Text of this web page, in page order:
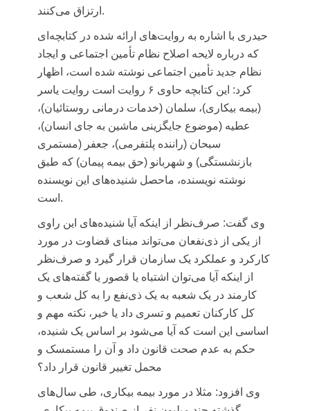
ارتزاق می‌کنند.
حیدری با اشاره به روایت‌های ارائه شده در کتابچه‌ای
که درباره لایحه اصلاح نظام تأمین اجتماعی و ایجاد
نظام جدید تأمین اجتماعی نوشته شده است، اظهار
کرد: این کتابچه حاوی ۶ روایت است روایت یاسر
(بیمه بیکاری)، سلمان (خدمات درمانی روستائیان)،
عطیه (موضوع جایگزینی ماشین به جای انسان)،
سبحان (راننده پلتفرمی)، جعفر (مستمری
بازنشستگی) و شهربانو (حق بیمه پیمان) که طبق
نوشته نویسنده، ماحصل شنیده‌های این نویسنده
است.
وی گفت: صرف‌نظر از اینکه آیا شنیده‌های این راوی
از یکی از ذی‌نفعان می‌تواند مبنای قضاوت در مورد
کارکرد و عملکرد یک سازمان قرار گیرد و صرف‌نظر
از اینکه آیا می‌توان اشتباه یا قصور یا گفته‌های یک
کارمند در یک شعبه به یک ذی‌نفع را به کل شعب و
کل کارکنان تعمیم و تسری داد یا خیر، نکته مهم و
اساسی این است که آیا می‌شود بر اساس یک شنیده،
حکم به عدم صحت قانون داد و آن را مستمسک و
محمل تغییر قانون قرار داد؟
وی افزود: مثلا در مورد بیمه بیکاری، طی سال‌های